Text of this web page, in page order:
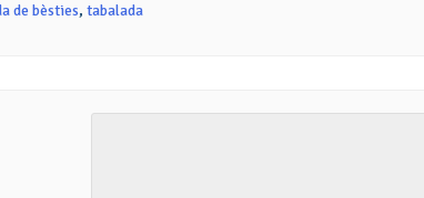
de bèsties, tabalada